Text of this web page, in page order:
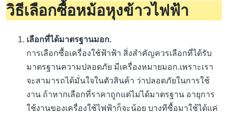
วิธีเลือกซื้อหม้อหุงข้าวไฟฟ้า
เลือกที่ได้มาตรฐานมอก.
การเลือกซื้อเครื่องใช้ฟ้าฟ้า สิ่งสำคัญควรเลือกที่ได้รับ
มาตรฐานความปลอดภัย มีเครื่องหมายมอก.เพราะเรา
จะสามารถได้มั่นใจในตัวสินค้า ว่าปลอดภัยในการใช้
งาน ถ้าหากเลือกที่ราคาถูกแต่ไม่ได้มาตรฐาน อายุการ
ใช้งานของเครื่องใช้ไฟฟ้าก็จะน้อย บางทีซื้อมาใช้ได้แค่